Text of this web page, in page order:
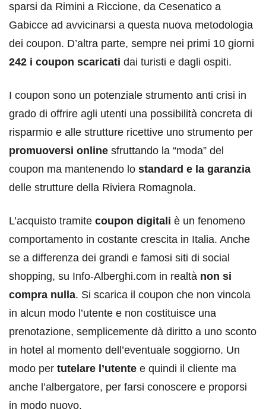
sparsi da Rimini a Riccione, da Cesenatico a
Gabicce ad avvicinarsi a questa nuova metodologia
dei coupon. D’altra parte, sempre nei primi 10 giorni
242 i coupon scaricati dai turisti e dagli ospiti.
I coupon sono un potenziale strumento anti crisi in
grado di offrire agli utenti una possibilità concreta di
risparmio e alle strutture ricettive uno strumento per
promuoversi online sfruttando la “moda” del
coupon ma mantenendo lo standard e la garanzia
delle strutture della Riviera Romagnola.
L’acquisto tramite coupon digitali è un fenomeno
comportamento in costante crescita in Italia. Anche
se a differenza dei grandi e famosi siti di social
shopping, su Info-Alberghi.com in realtà non si
compra nulla. Si scarica il coupon che non vincola
in alcun modo l’utente e non costituisce una
prenotazione, semplicemente dà diritto a uno sconto
in hotel al momento dell’eventuale soggiorno. Un
modo per tutelare l’utente e quindi il cliente ma
anche l’albergatore, per farsi conoscere e proporsi
in modo nuovo.